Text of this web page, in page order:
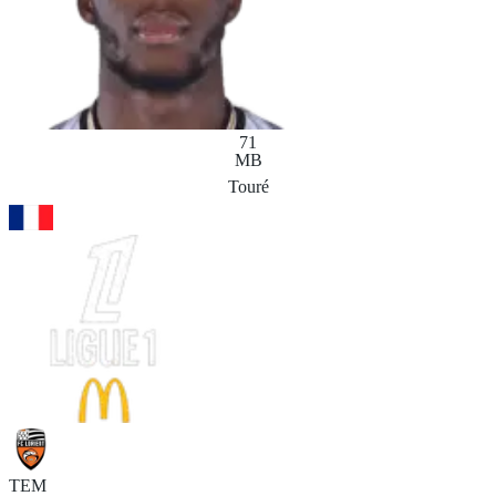
71
MB
Touré
TEM